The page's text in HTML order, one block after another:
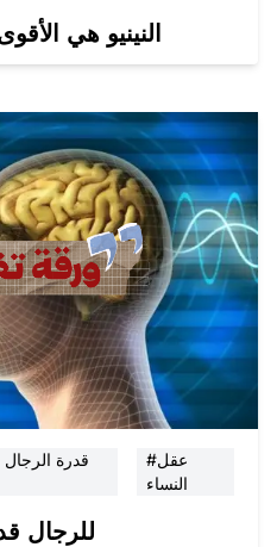
النينيو هي
#عقل
النساء
للرجال